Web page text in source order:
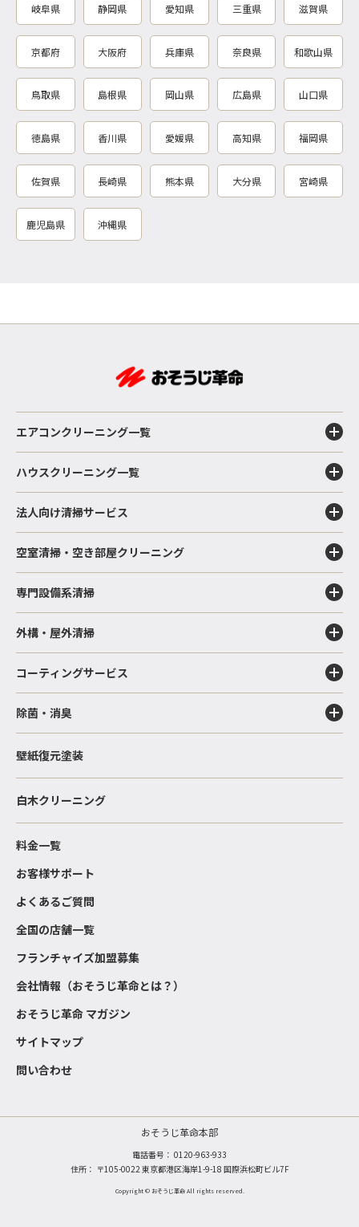
岐阜県 静岡県 愛知県 三重県 滋賀県
京都府 大阪府 兵庫県 奈良県 和歌山県
鳥取県 島根県 岡山県 広島県 山口県
徳島県 香川県 愛媛県 高知県 福岡県
佐賀県 長崎県 熊本県 大分県 宮崎県
鹿児島県 沖縄県
エアコンクリーニング一覧
ハウスクリーニング一覧
法人向け清掃サービス
空室清掃・空き部屋クリーニング
専門設備系清掃
外構・屋外清掃
コーティングサービス
除菌・消臭
壁紙復元塗装
白木クリーニング
料金一覧
お客様サポート
よくあるご質問
全国の店舗一覧
フランチャイズ加盟募集
会社情報（おそうじ革命とは？）
おそうじ革命 マガジン
サイトマップ
問い合わせ
おそうじ革命本部
電話番号： 0120-963-933
住所： 〒105-0022 東京都港区海岸1-9-18 国際浜松町ビル7F
Copyright © おそうじ革命 All rights reserved.